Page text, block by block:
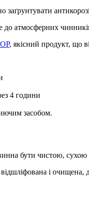
заґрунтувати
до атмосферних
, якісний продукт, що
4 години
засобом.
бути чистою,
і очищена,